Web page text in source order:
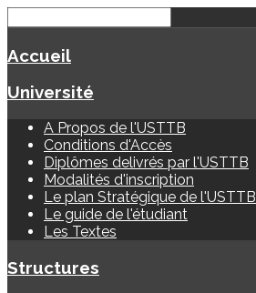
Accueil
Université
A Propos de l'USTTB
Conditions d'Accès
Diplômes delivrés par l'USTTB
Modalités d'inscription
Le plan Stratégique de l'USTTB
Le guide de l'étudiant
Les Textes
Structures